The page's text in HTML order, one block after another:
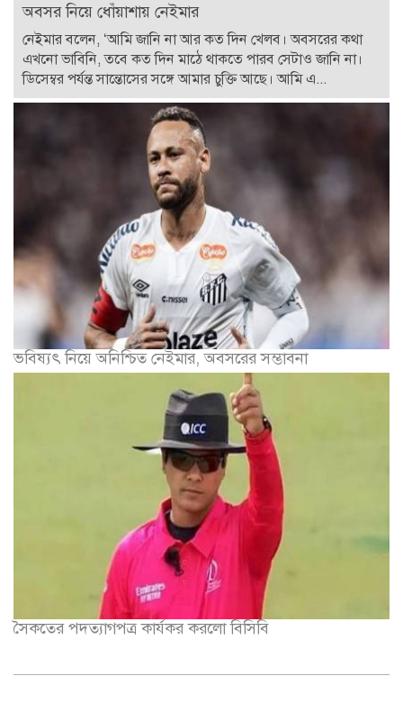
অবসর নিয়ে ধোঁয়াশায় নেইমার
নেইমার বলেন, ‘আমি জানি না আর কত দিন খেলব। অবসরের কথা
এখনো ভাবিনি, তবে কত দিন মাঠে থাকতে পারব সেটাও জানি না।
ডিসেম্বর পর্যন্ত সান্তোসের সঙ্গে আমার চুক্তি আছে। আমি এ...
ভবিষ্যৎ নিয়ে অনিশ্চিত নেইমার, অবসরের সম্ভাবনা
সৈকতের পদত্যাগপত্র কার্যকর করলো বিসিবি